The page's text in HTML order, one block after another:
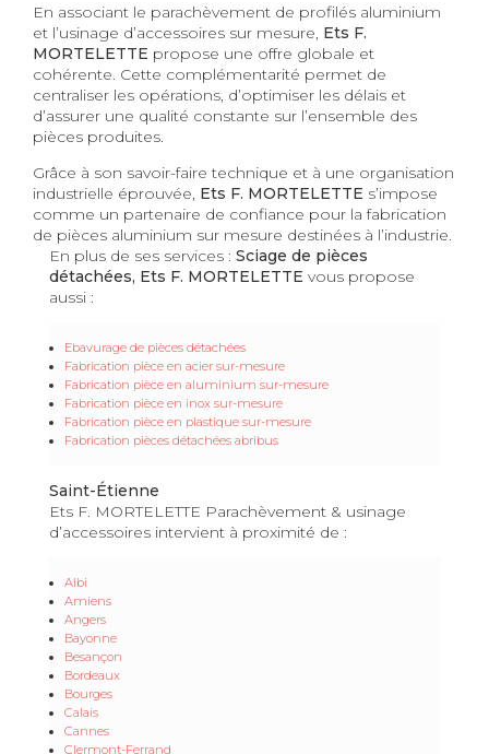
En associant le parachèvement de profilés aluminium
et l’usinage d’accessoires sur mesure, Ets F.
MORTELETTE propose une offre globale et
cohérente. Cette complémentarité permet de
centraliser les opérations, d’optimiser les délais et
d’assurer une qualité constante sur l’ensemble des
pièces produites.
Grâce à son savoir-faire technique et à une organisation
industrielle éprouvée, Ets F. MORTELETTE s’impose
comme un partenaire de confiance pour la fabrication
de pièces aluminium sur mesure destinées à l’industrie.
En plus de ses services : Sciage de pièces
détachées, Ets F. MORTELETTE vous propose
aussi :
Ebavurage de pièces détachées
Fabrication pièce en acier sur-mesure
Fabrication pièce en aluminium sur-mesure
Fabrication pièce en inox sur-mesure
Fabrication pièce en plastique sur-mesure
Fabrication pièces détachées abribus
Saint-Étienne
Ets F. MORTELETTE Parachèvement & usinage
d’accessoires intervient à proximité de :
Albi
Amiens
Angers
Bayonne
Besançon
Bordeaux
Bourges
Calais
Cannes
Clermont-Ferrand